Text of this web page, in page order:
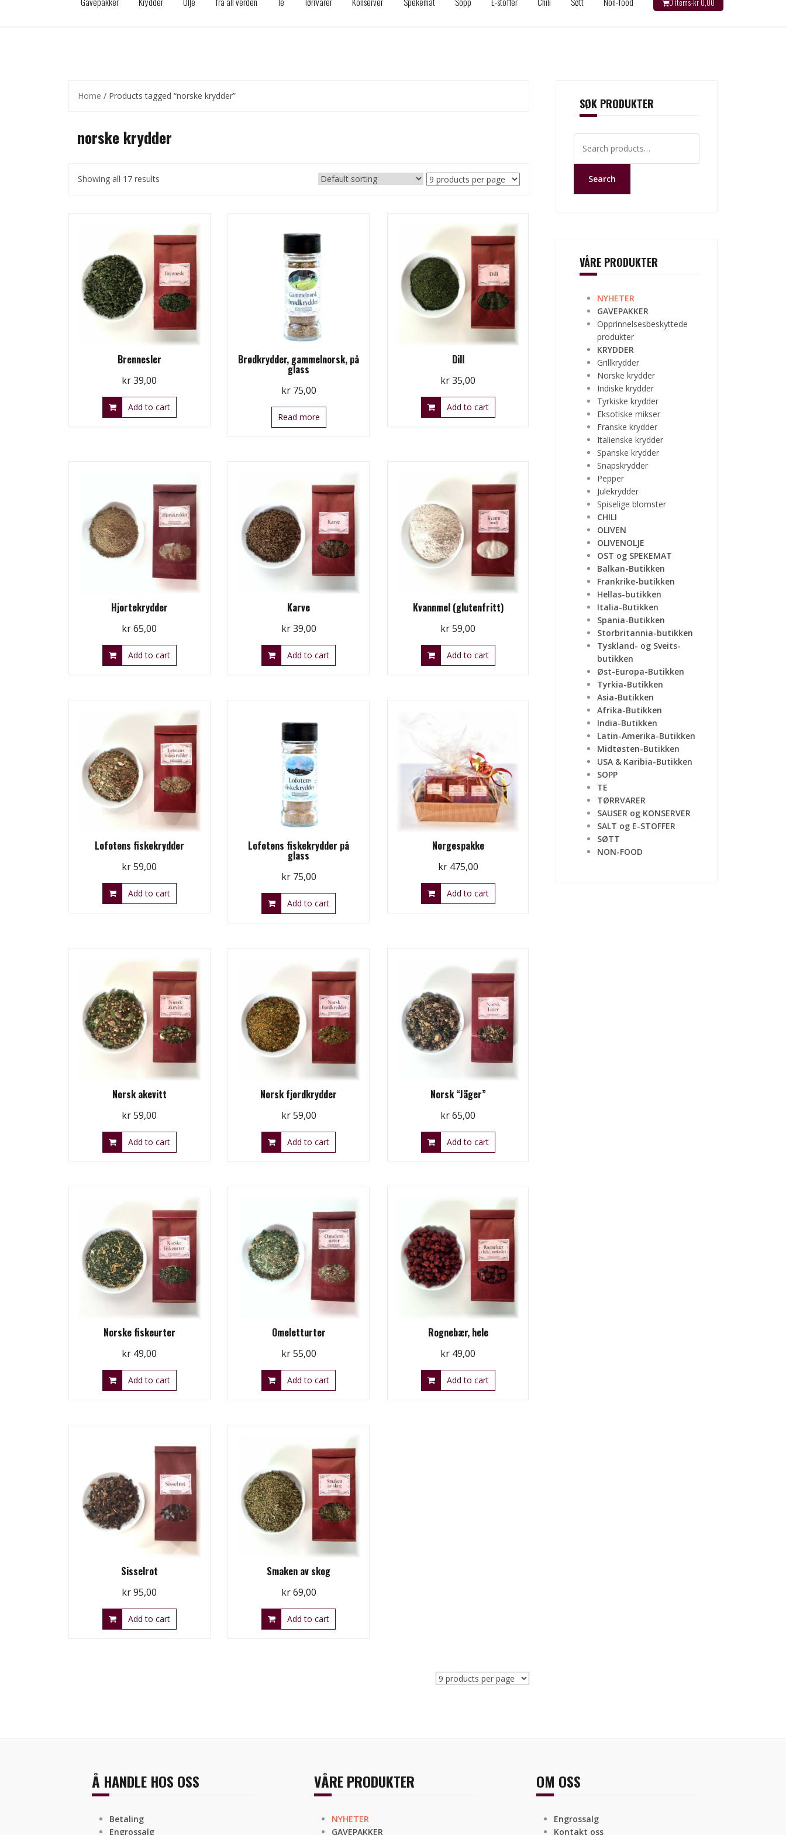
0 items-kr0,00
Home / Products tagged “norske krydder”
norske krydder
Showing all 17 results
Brennesler
kr39,00
Add to cart
Brødkrydder, gammelnorsk, på
glass
kr75,00
Read more
Dill
kr35,00
Add to cart
Hjortekrydder
kr65,00
Add to cart
Karve
kr39,00
Add to cart
Kvannmel (glutenfritt)
kr59,00
Add to cart
Lofotens fiskekrydder
kr59,00
Add to cart
Lofotens fiskekrydder på
glass
kr75,00
Add to cart
Norgespakke
kr475,00
Add to cart
Norsk akevitt
kr59,00
Add to cart
Norsk fjordkrydder
kr59,00
Add to cart
Norsk “Jäger”
kr65,00
Add to cart
Norske fiskeurter
kr 49,00
Add to cart
Omeletturter
kr55,00
Add to cart
Rognebær, hele
kr 49,00
Add to cart
Sisselrot
kr95,00
Add to cart
Smaken av skog
kr69,00
Add to cart
SØK PRODUKTER
for:
Search
VÅRE PRODUKTER
NYHETER
GAVEPAKKER
Opprinnelsesbeskyttede
produkter
KRYDDER
Grillkrydder
Norske krydder
Indiske krydder
Tyrkiske krydder
Eksotiske mikser
Franske krydder
Italienske krydder
Spanske krydder
Snapskrydder
Pepper
Julekrydder
Spiselige blomster
CHILI
OLIVEN
OLIVENOLJE
OST og SPEKEMAT
Balkan-Butikken
Frankrike-butikken
Hellas-butikken
Italia-Butikken
Spania-Butikken
Storbritannia-butikken
Tyskland- og Sveits-
butikken
Øst-Europa-Butikken
Tyrkia-Butikken
Asia-Butikken
Afrika-Butikken
India-Butikken
Latin-Amerika-Butikken
Midtøsten-Butikken
USA & Karibia-Butikken
SOPP
TE
TØRRVARER
SAUSER og KONSERVER
SALT og E-STOFFER
SØTT
NON-FOOD
Å HANDLE HOS OSS
Betaling
Engrossalg
VÅRE PRODUKTER
NYHETER
GAVEPAKKER
OM OSS
Engrossalg
Kontakt oss